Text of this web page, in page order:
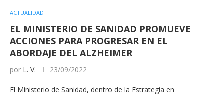
ACTUALIDAD
EL MINISTERIO DE SANIDAD PROMUEVE
ACCIONES PARA PROGRESAR EN EL
ABORDAJE DEL ALZHEIMER
por L. V. 23/09/2022
El Ministerio de Sanidad, dentro de la Estrategia en